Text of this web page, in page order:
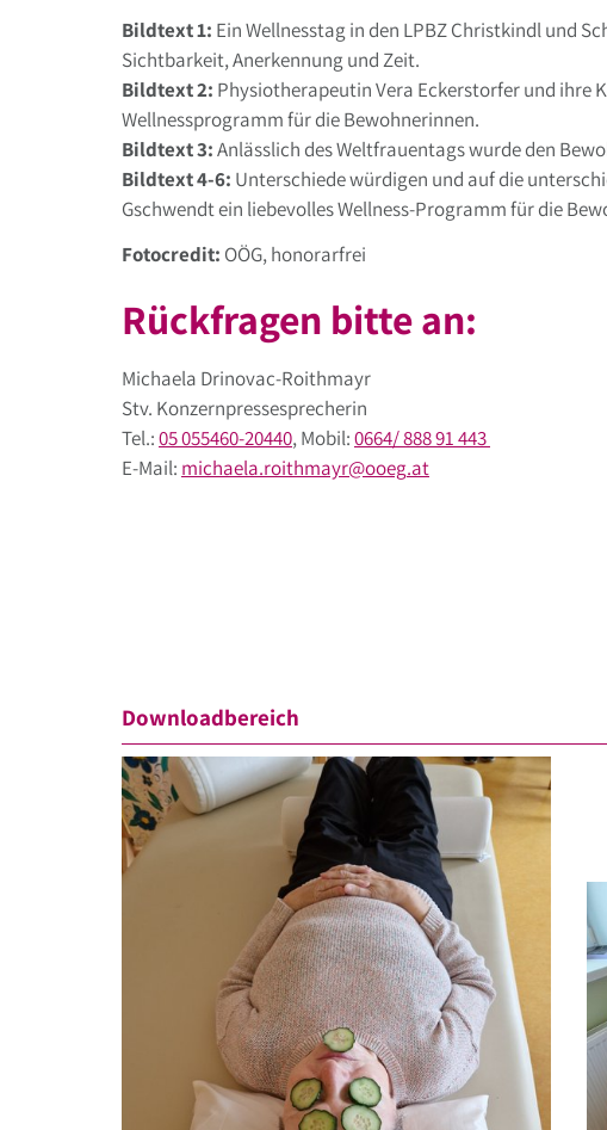
Bildtext 1: Ein Wellnesstag in den LPBZ Christkindl und
Sichtbarkeit, Anerkennung und Zeit.
Bildtext 2: Physiotherapeutin Vera Eckerstorfer und ihre
Wellnessprogramm für die Bewohnerinnen.
Bildtext 3:Anlässlich des Weltfrauentags wurde den
Bildtext 4-6: Unterschiede würdigen und auf die
Gschwendt ein liebevolles Wellness-Programm für die
Fotocredit: OÖG, honorarfrei
Rückfragen bitte an:
Michaela Drinovac-Roithmayr
Stv. Konzernpressesprecherin
Tel.:05 055460-20440, Mobil:0664/ 888 91 443
E-Mail: michaela.roithmayr@ooeg.at
Downloadbereich